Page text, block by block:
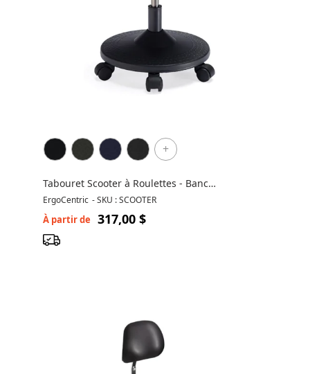
+
Tabouret Scooter à Roulettes - Banc
Ergonomique ergoCentric
ErgoCentric -SKU : SCOOTER
À partir de 317,00 $